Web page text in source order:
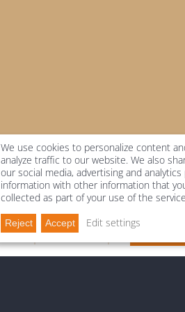
We use cookies to personalize content
analyze traffic to our website. We also
our social media, advertising and
information with other information that
collected as part of your use of the
Reject Accept Edit settings